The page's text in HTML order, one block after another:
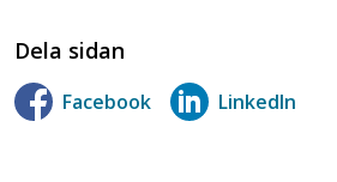
Dela sidan
Facebook LinkedIn